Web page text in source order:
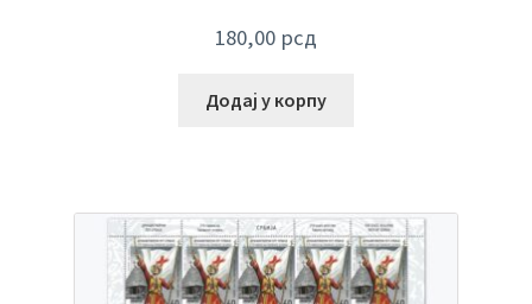
180,00 рсд
Додај у корпу